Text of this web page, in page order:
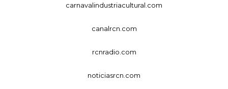
carnavalindustriacultural.com
canalrcn.com
rcnradio.com
noticiasrcn.com